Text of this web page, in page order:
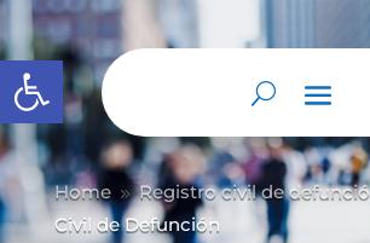
Abrir barra de herramientas
Home 9 Registro civil de
Civil de Defunción